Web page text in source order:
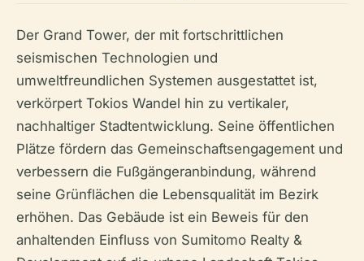
Der Grand Tower, der mit fortschrittlichen
seismischen Technologien und
umweltfreundlichen Systemen ausgestattet ist,
verkörpert Tokios Wandel hin zu vertikaler,
nachhaltiger Stadtentwicklung. Seine öffentlichen
Plätze fördern das Gemeinschaftsengagement und
verbessern die Fußgängeranbindung, während
seine Grünflächen die Lebensqualität im Bezirk
erhöhen. Das Gebäude ist ein Beweis für den
anhaltenden Einfluss von Sumitomo Realty &